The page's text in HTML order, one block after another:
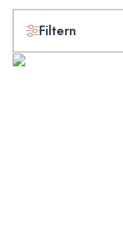
Filtern